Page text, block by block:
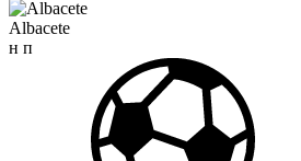
Albacete
н п